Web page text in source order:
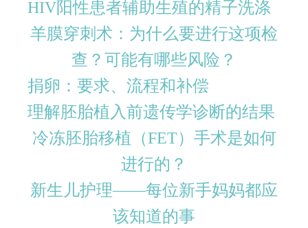
HIV阳性患者辅助生殖的精子洗涤
羊膜穿刺术：为什么要进行这项检
查？可能有哪些风险？
捐卵：要求、流程和补偿
理解胚胎植入前遗传学诊断的结果
冷冻胚胎移植（FET）手术是如何
进行的？
新生儿护理——每位新手妈妈都应
该知道的事